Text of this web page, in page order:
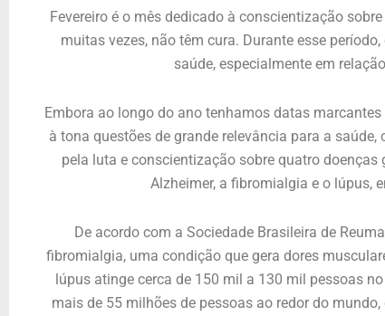
Fevereiro é o mês dedicado à conscientização
muitas vezes, não têm cura. Durante esse
saúde, especialmente em
Embora ao longo do ano tenhamos datas
à tona questões de grande relevância para a
pela luta e conscientização sobre quatro
Alzheimer, a fibromialgia e o lúpus,
De acordo com a Sociedade Brasileira de
fibromialgia, uma condição que gera dores
lúpus atinge cerca de 150 mil a 130 mil pessoas
mais de 55 milhões de pessoas ao redor do